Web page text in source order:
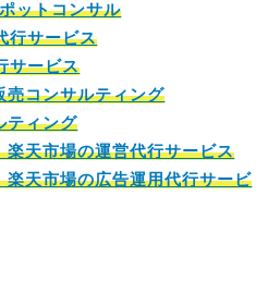
ットコンサル
行サービス
サービス
売コンサルティング
ティング
楽天市場の運営代行サービス
楽天市場の広告運用代行サービ